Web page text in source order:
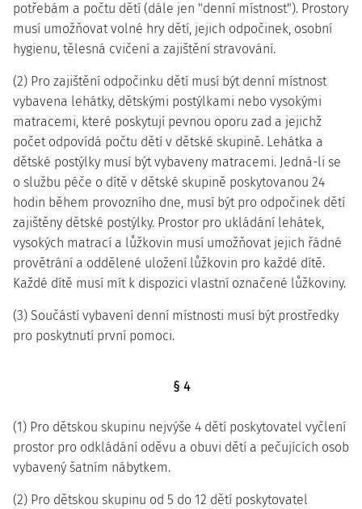
potřebám a počtu dětí (dále jen "denní místnost"). Prostory
musí umožňovat volné hry dětí, jejich odpočinek, osobní
hygienu, tělesná cvičení a zajištění stravování.
(2) Pro zajištění odpočinku dětí musí být denní místnost
vybavena lehátky, dětskými postýlkami nebo vysokými
matracemi, které poskytují pevnou oporu zad a jejichž
počet odpovídá počtu dětí v dětské skupině. Lehátka a
dětské postýlky musí být vybaveny matracemi. Jedná-li se
o službu péče o dítě v dětské skupině poskytovanou 24
hodin během provozního dne, musí být pro odpočinek dětí
zajištěny dětské postýlky. Prostor pro ukládání lehátek,
vysokých matrací a lůžkovin musí umožňovat jejich řádné
provětrání a oddělené uložení lůžkovin pro každé dítě.
Každé dítě musí mít k dispozici vlastní označené lůžkoviny.
(3) Součástí vybavení denní místnosti musí být prostředky
pro poskytnutí první pomoci.
§ 4
(1) Pro dětskou skupinu nejvýše 4 dětí poskytovatel vyčlení
prostor pro odkládání oděvu a obuvi dětí a pečujících osob
vybavený šatním nábytkem.
(2) Pro dětskou skupinu od 5 do 12 dětí poskytovatel